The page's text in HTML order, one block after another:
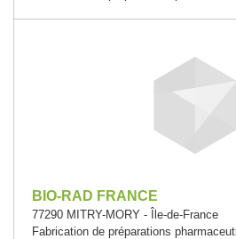
BIO-RAD FRANCE
77290 MITRY-MORY - Île-de-France
Fabrication de préparations